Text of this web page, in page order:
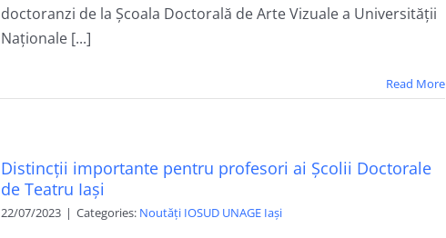
doctoranzi de la Școala Doctorală de Arte Vizuale a Universității
Naționale [...]
Read More
Distincții importante pentru profesori ai Școlii Doctorale
de Teatru Iași
22/07/2023 | Categories: Noutăți IOSUD UNAGE Iași